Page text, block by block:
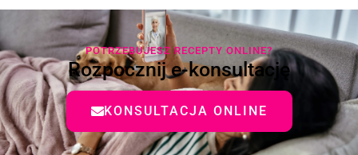
POTRZEBUJESZ RECEPTY ONLINE?
Rozpocznij e-konsultację
KONSULTACJA ONLINE